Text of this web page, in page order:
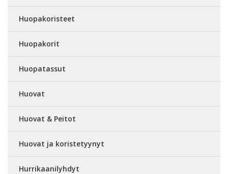
Huopakoristeet
Huopakorit
Huopatassut
Huovat
Huovat & Peitot
Huovat ja koristetyynyt
Hurrikaanilyhdyt